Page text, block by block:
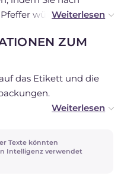
würzen, aber
ZUM
das Etikett und die
Texte könnten
Intelligenz verwendet